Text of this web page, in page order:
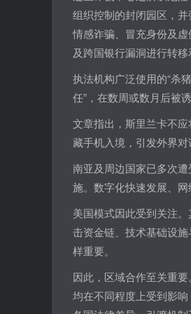
组织控制的封闭园区，
情感诈骗、冒充身份及
及跨国银行漏洞进行转移
执法机构广泛使用的“杀
任”，在数周或数月后被
文章指出，斯里兰卡不
藏手机入境，引发外界对
南亚及周边国家已多次
施。数字化快速发展、
美国模式因此受到关注
击资金链、技术基础设
样重要。
因此，区域合作至关重
均在不同程度上受到影